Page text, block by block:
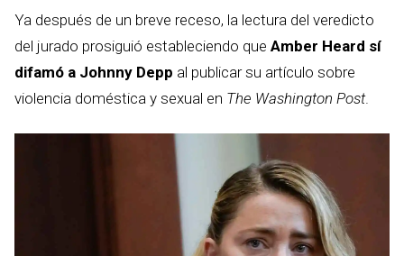
Ya después de un breve receso, la lectura del veredicto
del jurado prosiguió estableciendo que Amber Heard sí
difamó a Johnny Depp al publicar su artículo sobre
violencia doméstica y sexual en The Washington Post.